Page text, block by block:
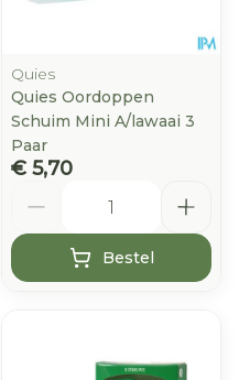
Quies
Quies Oordoppen
Schuim Mini A/lawaai 3
Paar
€ 5,70
Bestel